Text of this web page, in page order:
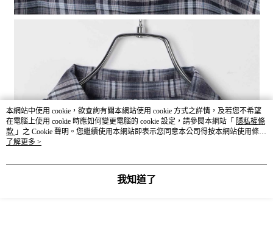
本網站中使用 cookie，欲查詢有關本網站使用 cookie 方式之詳情，及若您不希望
在電腦上使用 cookie 時應如何變更電腦的 cookie 設定，請參閱本網站「 隱私權條
款 」之 Cookie 聲明。您繼續使用本網站即表示您同意本公司得按本網站使用條款
之 Cookie 聲明使用 cookie。
了解更多 >
我知道了